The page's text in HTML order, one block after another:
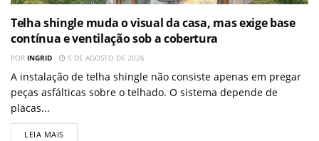
Telha shingle muda o visual da casa, mas exige base
contínua e ventilação sob a cobertura
POR INGRID 5 DE AGOSTO DE 2026
A instalação de telha shingle não consiste apenas em pregar
peças asfálticas sobre o telhado. O sistema depende de
placas...
LEIA MAIS